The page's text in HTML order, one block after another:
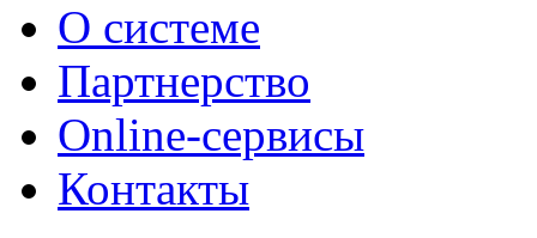
О системе
Партнерство
Online-сервисы
Контакты